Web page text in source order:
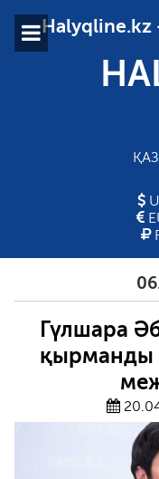
Halyqline.kz
ҚАЗ
Гүлшара
қырманды